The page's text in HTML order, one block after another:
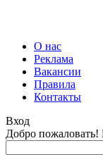
О нас
Реклама
Вакансии
Правила
Контакты
Вход
Добро пожаловать!